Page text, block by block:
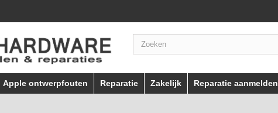
Apple ontwerpfouten Reparatie Zakelijk Reparatie aanmelden